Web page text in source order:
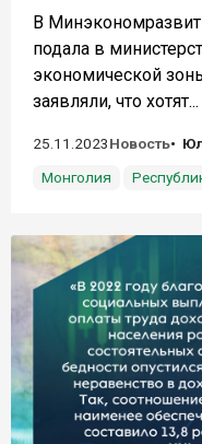
В
подала в
экономической
заявляли, что хотят...
25.11.2023Новость
Монголия